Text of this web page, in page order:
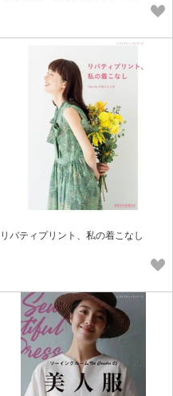
リバティプリント、私の着こなし